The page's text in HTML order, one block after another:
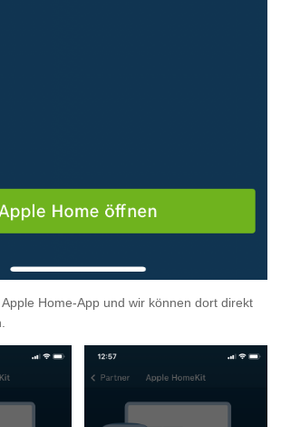
Home-App und wir können dort direkt